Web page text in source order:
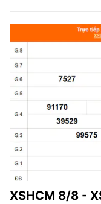
XSHCM 8/8 -